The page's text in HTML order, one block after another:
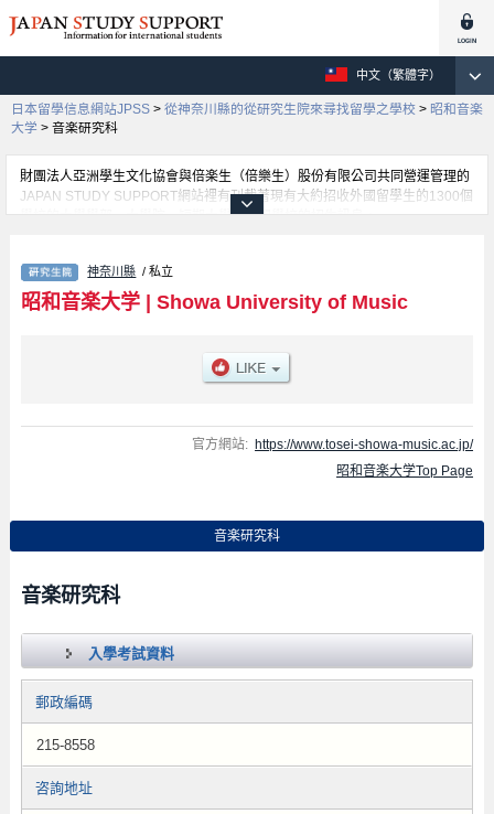
中文（繁體字）
日本留學信息網站JPSS > 從神奈川縣的從研究生院來尋找留學之學校 > 昭和音楽
大学 > 音楽研究科
財團法人亞洲學生文化協會與倍楽生（倍樂生）股份有限公司共同營運管理的
JAPAN STUDY SUPPORT網站裡有刊載著現有大約招收外國留學生的1300個
學校的大學學部、大學院、短期大學、專門學校的招生訊息。
國留學生是必要之訊息都刊載於此，請務必查閱及利用此網站。
神奈川縣 / 私立
昭和音楽大学| Showa University of Music
官方網站: https://www.tosei-showa-music.ac.jp/
昭和音楽大学Top Page
音楽研究科
音楽研究科
入學考試資料
郵政編碼
215-8558
咨詢地址